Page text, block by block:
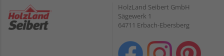
HolzLand Seibert GmbH
Sägewerk 1
64711 Erbach-Ebersberg